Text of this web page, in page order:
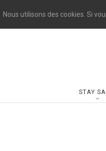
Nous utilisons des cookies. Si
STAY